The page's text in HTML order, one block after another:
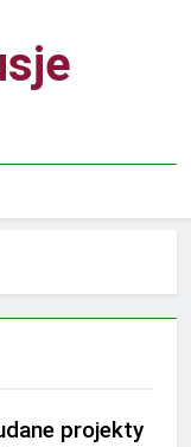
projekty